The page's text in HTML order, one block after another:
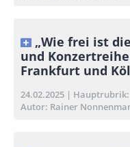
„Wie frei ist
und
Frankfurt und
Publikationsdatum
24.02.2025 Hauptrubrik
Autor Rainer